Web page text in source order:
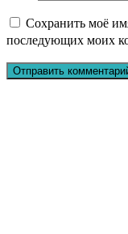
Сохранить моё
последующих моих